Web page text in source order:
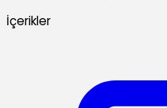
İçerikler